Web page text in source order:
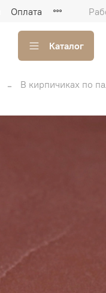
Оплата
Каталог
В кирпичиках по